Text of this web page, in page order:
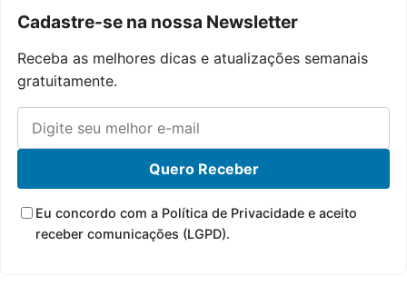
Cadastre-se na nossa Newsletter
Receba as melhores dicas e atualizações semanais
gratuitamente.
Quero Receber
Eu concordo com a Política de Privacidade e aceito
receber comunicações (LGPD).